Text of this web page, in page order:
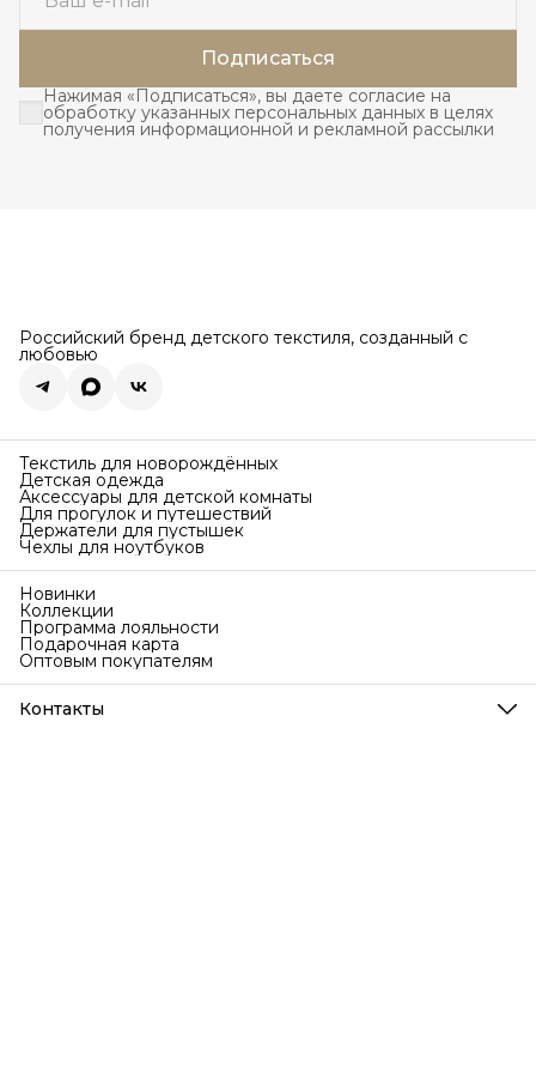
Подписаться
Нажимая «Подписаться», вы даете согласие на
обработку указанных персональных данных в целях
получения информационной и рекламной рассылки
Российский бренд детского текстиля, созданный с
любовью
Текстиль для новорождённых
Детская одежда
Аксессуары для детской комнаты
Для прогулок и путешествий
Держатели для пустышек
Чехлы для ноутбуков
Новинки
Коллекции
Программа лояльности
Подарочная карта
Оптовым покупателям
Контакты